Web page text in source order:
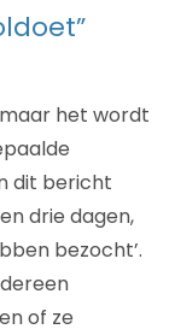
het wordt
dit bericht
drie dagen,
bezocht’.
of ze